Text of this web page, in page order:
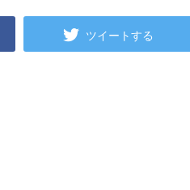
ツイートする